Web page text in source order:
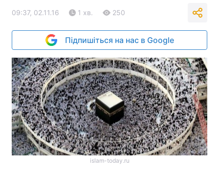
09:37, 02.11.16 1 хв. 250
Підпишіться на нас в Google
islam-today.ru